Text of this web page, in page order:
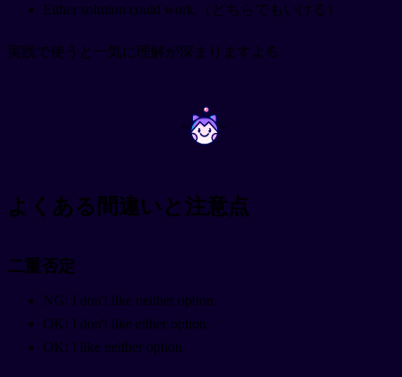
Either solution could work.（どちらでもいける）
実践で使うと一気に理解が深まりますよ💪
~ ~
よくある間違いと注意点
二重否定
NG: I don't like neither option.
OK: I don't like either option.
OK: I like neither option.